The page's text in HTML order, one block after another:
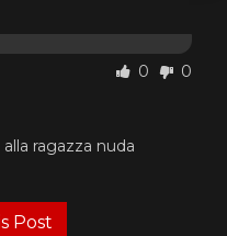
0 0
ragazza nuda